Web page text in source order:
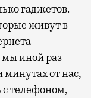
гаджетов.
живут в
мы иной раз
от нас,
телефоном,